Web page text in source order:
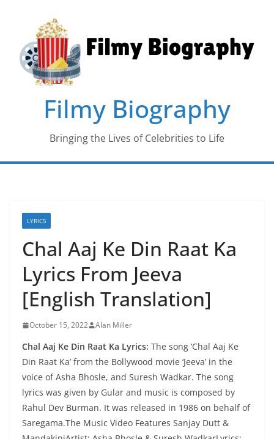
content
Filmy Biography
Bringing the Lives of Celebrities to Life
LYRICS
Chal Aaj Ke Din Raat Ka
Lyrics From Jeeva
[English Translation]
October 15, 2022 Alan Miller
Chal Aaj Ke Din Raat Ka Lyrics: The song ‘Chal Aaj Ke
Din Raat Ka’ from the Bollywood movie ‘Jeeva’ in the
voice of Asha Bhosle, and Suresh Wadkar. The song
lyrics was given by Gular and music is composed by
Rahul Dev Burman. It was released in 1986 on behalf of
Saregama.The Music Video Features Sanjay Dutt &